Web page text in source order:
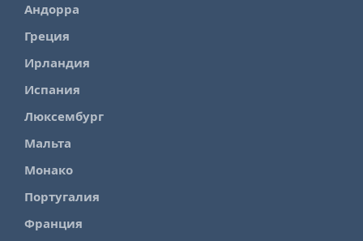
Андорра
Греция
Ирландия
Испания
Люксембург
Мальта
Монако
Португалия
Франция